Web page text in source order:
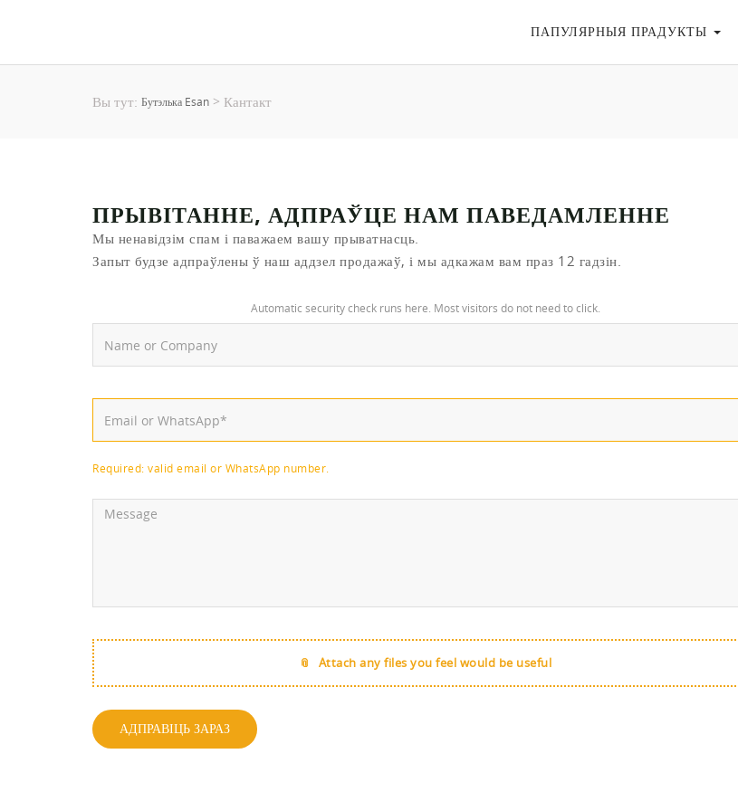
ПАПУЛЯРНЫЯ ПРАДУКТЫ
Вы тут: Бутэлька Esan > Кантакт
ПРЫВІТАННЕ, АДПРАЎЦЕ НАМ ПАВЕДАМЛЕННЕ
Мы ненавідзім спам і паважаем вашу прыватнасць.
Запыт будзе адпраўлены ў наш аддзел продажаў, і мы адкажам вам праз 12 гадзін.
Required: valid email or WhatsApp number.
Attach any files you feel would be useful